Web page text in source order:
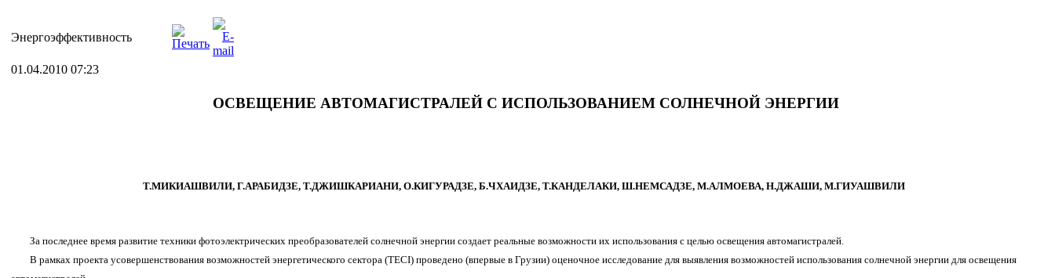
Энергоэффективность
01.04.2010 07:23
ОСВЕЩЕНИЕ АВТОМАГИСТРАЛЕЙ С ИСПОЛЬЗОВАНИЕМ СОЛНЕЧНОЙ ЭНЕРГИИ
Т.МИКИАШВИЛИ, Г.АРАБИДЗЕ, Т.ДЖИШКАРИАНИ, О.КИГУРАДЗЕ, Б.ЧХАИДЗЕ, Т.КАНДЕЛАКИ, Ш.НЕМСАДЗЕ, М.АЛМОЕВА, Н.ДЖАШИ, М.ГИУАШВИЛИ
За последнее время развитие техники фотоэлектрических преобразователей солнечной энергии создает реальные возможности их использования с целью освещения автомагистралей.
В рамках проекта усовершенствования возможностей энергетического сектора (TECI) проведено (впервые в Грузии) оценочное исследование для выявления возможностей использования солнечной энергии для освещения